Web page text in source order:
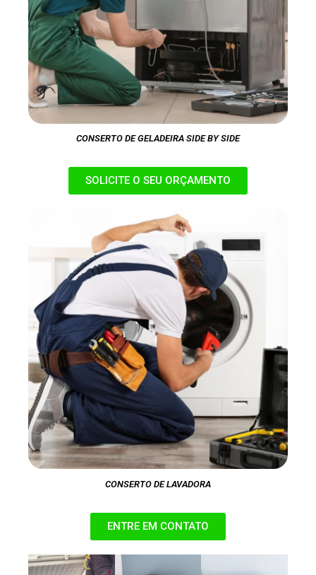
CONSERTO DE GELADEIRA SIDE BY SIDE
SOLICITE O SEU ORÇAMENTO
CONSERTO DE LAVADORA
ENTRE EM CONTATO